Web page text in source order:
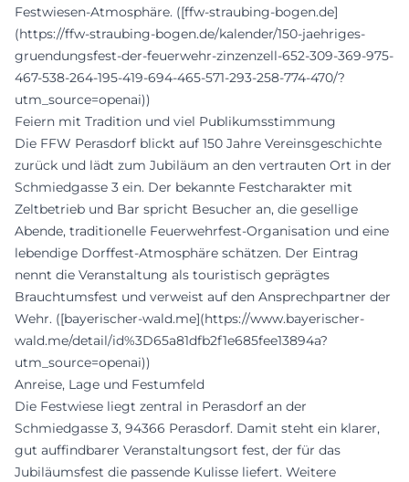
Festwiesen-Atmosphäre. ([ffw-straubing-bogen.de]
(https://ffw-straubing-bogen.de/kalender/150-jaehriges-
gruendungsfest-der-feuerwehr-zinzenzell-652-309-369-975-
467-538-264-195-419-694-465-571-293-258-774-470/?
utm_source=openai))
Feiern mit Tradition und viel Publikumsstimmung
Die FFW Perasdorf blickt auf 150 Jahre Vereinsgeschichte
zurück und lädt zum Jubiläum an den vertrauten Ort in der
Schmiedgasse 3 ein. Der bekannte Festcharakter mit
Zeltbetrieb und Bar spricht Besucher an, die gesellige
Abende, traditionelle Feuerwehrfest-Organisation und eine
lebendige Dorffest-Atmosphäre schätzen. Der Eintrag
nennt die Veranstaltung als touristisch geprägtes
Brauchtumsfest und verweist auf den Ansprechpartner der
Wehr. ([bayerischer-wald.me](https://www.bayerischer-
wald.me/detail/id%3D65a81dfb2f1e685fee13894a?
utm_source=openai))
Anreise, Lage und Festumfeld
Die Festwiese liegt zentral in Perasdorf an der
Schmiedgasse 3, 94366 Perasdorf. Damit steht ein klarer,
gut auffindbarer Veranstaltungsort fest, der für das
Jubiläumsfest die passende Kulisse liefert. Weitere